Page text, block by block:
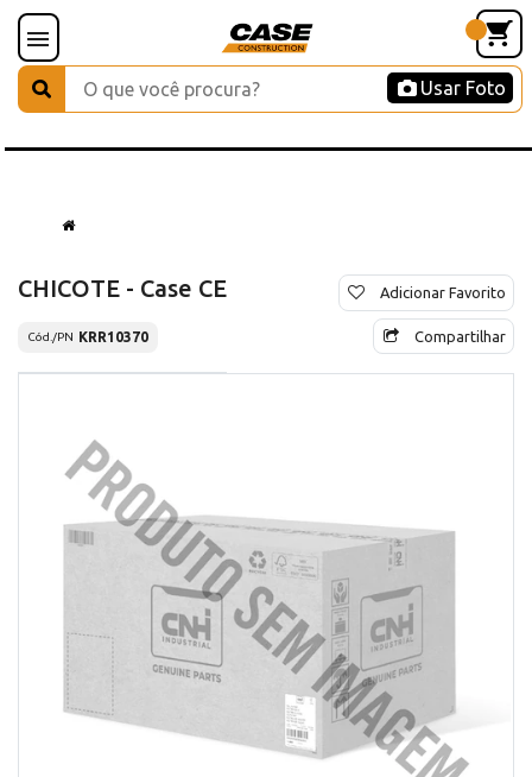
Usar Foto
CHICOTE - Case CE
Cód./PN KRR10370
Adicionar Favorito
Compartilhar